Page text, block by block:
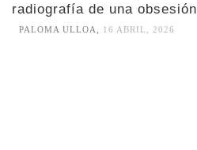
radiografía de una obsesión
PALOMA ULLOA 16 ABRIL, 2026